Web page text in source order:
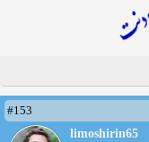
#153
limoshirin65